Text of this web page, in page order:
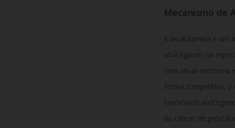
Mecanismo de
A bicalutamida é um
atua ligando-se
sem ativar nenhuma
forma competitiva, o
hormônios
do câncer de próstata.